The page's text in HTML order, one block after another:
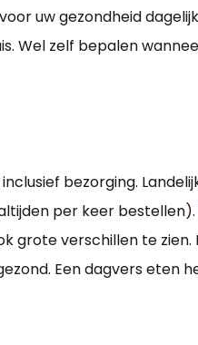
uw gezondheid
Wel zelf bepalen
bezorging.
per keer bestellen).
grote verschillen te
Een dagvers eten